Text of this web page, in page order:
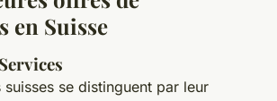
en Suisse
suisses se distinguent par leur